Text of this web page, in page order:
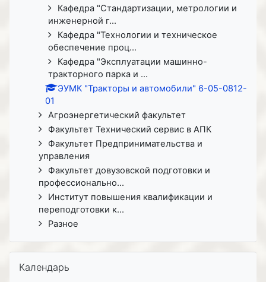
Кафедра "Стандартизации, метрологии и
инженерной г...
Кафедра "Технологии и техническое
обеспечение проц...
Кафедра "Эксплуатации машинно-
тракторного парка и ...
ЭУМК "Тракторы и автомобили" 6-05-0812-
01
Агроэнергетический факультет
Факультет Технический сервис в АПК
Факультет Предпринимательства и
управления
Факультет довузовской подготовки и
профессионально...
Институт повышения квалификации и
переподготовки к...
Разное
Календарь